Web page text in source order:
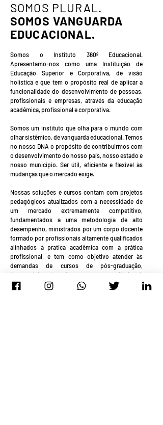
SOMOS PLURAL.
SOMOS VANGUARDA
EDUCACIONAL.
Somos o Instituto 360º Educacional.
Apresentamo-nos como uma Instituição de
Educação Superior e Corporativa, de visão
holística e que tem o propósito real de aplicar a
funcionalidade do desenvolvimento de pessoas,
profissionais e empresas, através da educação
acadêmica, profissional e corporativa.
Somos um instituto que olha para o mundo com
olhar sistêmico, de vanguarda educacional. Temos
no nosso DNA o propósito de contribuirmos com
o desenvolvimento do nosso país, nosso estado e
nosso município. Ser útil, eficiente e flexível às
mudanças que o mercado exige.
Nossas soluções e cursos contam com projetos
pedagógicos atualizados com a necessidade de
um mercado extremamente competitivo,
fundamentados a uma metodologia de alto
desempenho, ministrados por um corpo docente
formado por profissionais altamente qualificados
alinhados à pratica acadêmica com a prática
profissional, e tem como objetivo atender às
demandas de cursos de pós-graduação,
desenvolvimento humano e profissional,
aperfeiçoamento e capacitação.